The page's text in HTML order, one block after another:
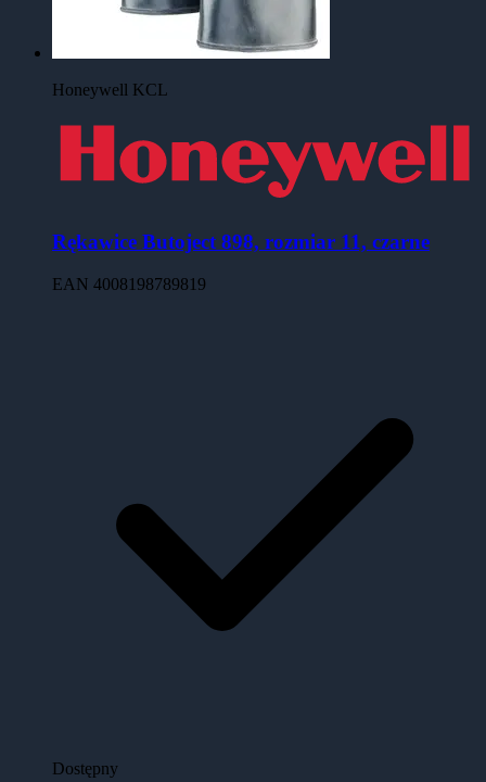
Honeywell KCL
Rękawice Butoject 898, rozmiar 11, czarne
EAN 4008198789819
Dostępny